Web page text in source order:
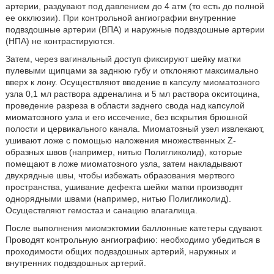
артерии, раздувают под давлением до 4 атм (то есть до полной
ее окклюзии). При контрольной ангиографии внутренние
подвздошные артерии (ВПА) и наружные подвздошные артерии
(НПА) не контрастируются.
Затем, через вагинальный доступ фиксируют шейку матки
пулевыми щипцами за заднюю губу и отклоняют максимально
вверх к лону. Осуществляют введение в капсулу миоматозного
узла 0,1 мл раствора адреналина и 5 мл раствора окситоцина,
проведение разреза в области заднего свода над капсулой
миоматозного узла и его иссечение, без вскрытия брюшной
полости и цервикального канала. Миоматозный узел извлекают,
ушивают ложе с помощью наложения множественных Z-
образных швов (например, нитью Полигликолид), которые
помещают в ложе миоматозного узла, затем накладывают
двухрядные швы, чтобы избежать образования мертвого
пространства, ушивание дефекта шейки матки производят
однорядными швами (например, нитью Полигликолид).
Осуществляют гемостаз и санацию влагалища.
После выполнения миомэктомии баллонные катетеры сдувают.
Проводят контрольную ангиографию: необходимо убедиться в
проходимости общих подвздошных артерий, наружных и
внутренних подвздошных артерий.